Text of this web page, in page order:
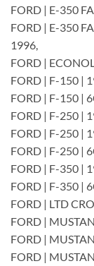
FORD | E-350
FORD | E-350
1996,
FORD |
FORD | F-150 |
FORD | F-150 |
FORD | F-250 |
FORD | F-250 |
FORD | F-250 |
FORD | F-350 |
FORD | F-350 |
FORD | LTD
FORD |
FORD |
FORD |